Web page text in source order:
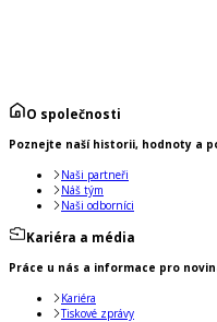
O společnosti
Poznejte naší historii, hodnoty a
Naši partneři
Náš tým
Naši odborníci
Kariéra a média
Práce u nás a informace pro
Kariéra
Tiskové zprávy